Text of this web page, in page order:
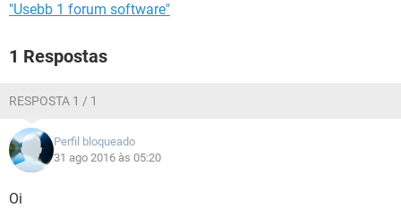
"Usebb 1 forum software"
1 Respostas
RESPOSTA 1 / 1
Perfil bloqueado
31 ago 2016 às 05:20
Oi